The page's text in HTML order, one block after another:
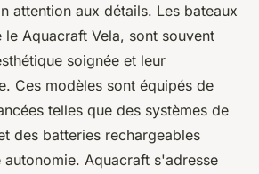
attention aux détails. Les bateaux
Aquacraft Vela, sont souvent
soignée et leur
Ces modèles sont équipés de
telles que des systèmes de
des batteries rechargeables
Aquacraft s'adresse